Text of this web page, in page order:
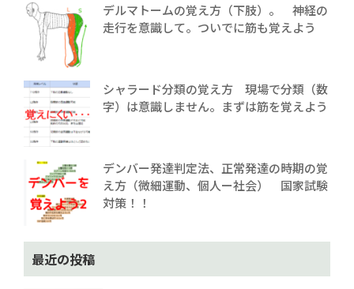
デルマトームの覚え方（下肢）。 神経の
走行を意識して。ついでに筋も覚えよう
シャラード分類の覚え方 現場で分類（数
字）は意識しません。まずは筋を覚えよう
デンバー発達判定法、正常発達の時期の覚
え方（微細運動、個人ー社会） 国家試験
対策！！
最近の投稿